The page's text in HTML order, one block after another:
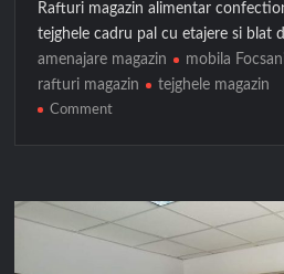
Rafturi magazin alimentar
tejghele cadru pal cu etajere si blat
amenajare magazin
mobila
rafturi magazin
tejghele magazin
Commenton
tejghele